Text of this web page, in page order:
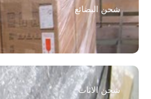
شحن البضائع
شحن الاثاث